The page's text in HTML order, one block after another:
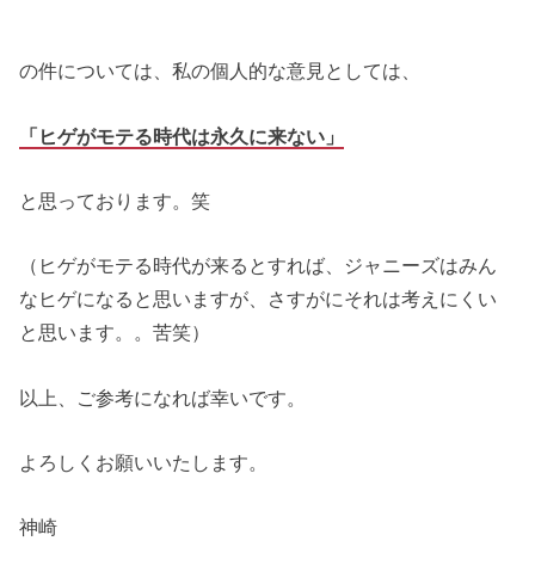
の件については、私の個人的な意見としては、
「ヒゲがモテる時代は永久に来ない」
と思っております。笑
（ヒゲがモテる時代が来るとすれば、ジャニーズはみん
なヒゲになると思いますが、さすがにそれは考えにくい
と思います。。苦笑）
以上、ご参考になれば幸いです。
よろしくお願いいたします。
神崎